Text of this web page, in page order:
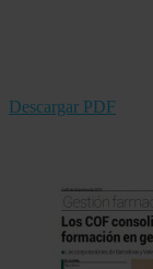
Descargar PDF